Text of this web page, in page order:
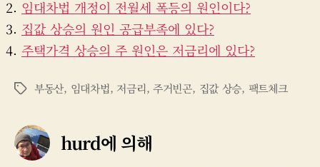
임대차법 개정이 전월세 폭등의 원인이다?
집값 상승의 원인 공급부족에 있다?
주택가격 상승의 주 원인은 저금리에 있다?
태
부동산, 임대차법, 저금리, 주거빈곤, 집값 상승, 팩트체크
hurd에 의해